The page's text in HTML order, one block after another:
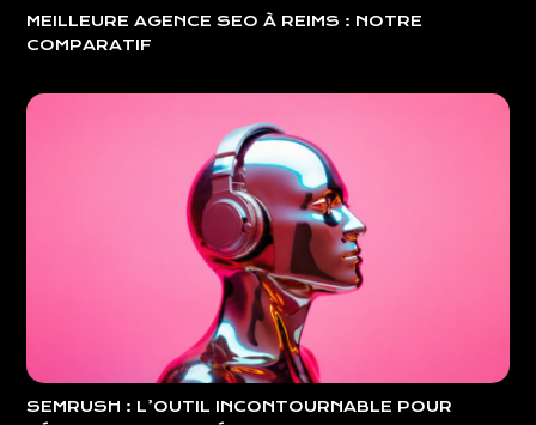
MEILLEURE AGENCE SEO À REIMS : NOTRE
COMPARATIF
SEMRUSH : L’OUTIL INCONTOURNABLE POUR